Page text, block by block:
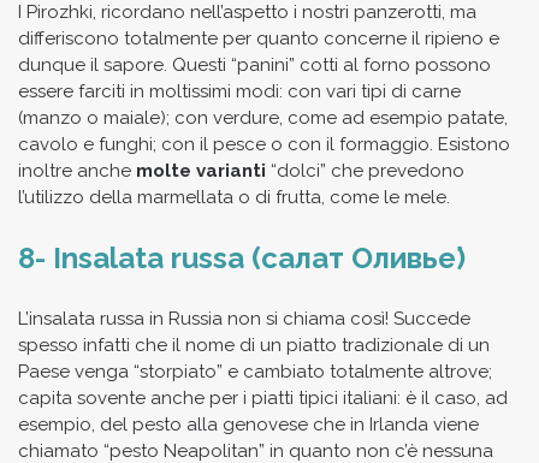
I Pirozhki, ricordano nell’aspetto i nostri panzerotti, ma
differiscono totalmente per quanto concerne il ripieno e
dunque il sapore. Questi “panini” cotti al forno possono
essere farciti in moltissimi modi: con vari tipi di carne
(manzo o maiale); con verdure, come ad esempio patate,
cavolo e funghi; con il pesce o con il formaggio. Esistono
inoltre anche molte varianti “dolci” che prevedono
l’utilizzo della marmellata o di frutta, come le mele.
8- Insalata russa (салат Оливье́)
L’insalata russa in Russia non si chiama così! Succede
spesso infatti che il nome di un piatto tradizionale di un
Paese venga “storpiato” e cambiato totalmente altrove;
capita sovente anche per i piatti tipici italiani: è il caso, ad
esempio, del pesto alla genovese che in Irlanda viene
chiamato “pesto Neapolitan” in quanto non c’è nessuna